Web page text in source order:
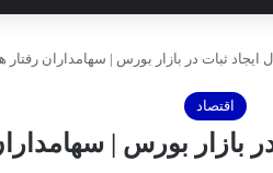
ثبات در بازار بورس | سهامداران رفتار
اقتصاد
بازار بورس |